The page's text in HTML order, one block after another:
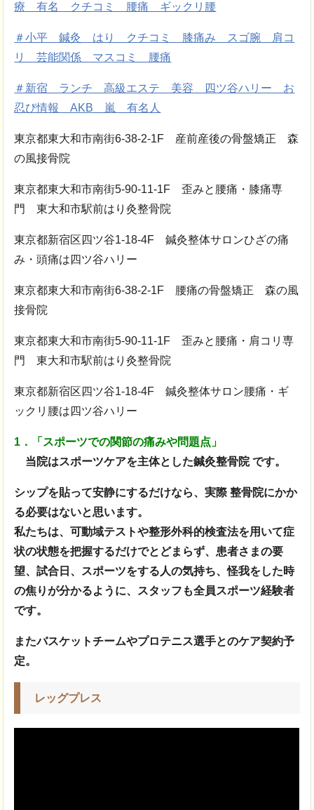
療 有名 クチコミ 腰痛 ギックリ腰
＃小平 鍼灸 はり クチコミ 膝痛み スゴ腕 肩コ
リ 芸能関係 マスコミ 腰痛
＃新宿 ランチ 高級エステ 美容 四ツ谷ハリー お
忍び情報 AKB 嵐 有名人
東京都東大和市南街6-38-2-1F 産前産後の骨盤矯正 森
の風接骨院
東京都東大和市南街5-90-11-1F 歪みと腰痛・膝痛専
門 東大和市駅前はり灸整骨院
東京都新宿区四ツ谷1-18-4F 鍼灸整体サロンひざの痛
み・頭痛は四ツ谷ハリー
東京都東大和市南街6-38-2-1F 腰痛の骨盤矯正 森の風
接骨院
東京都東大和市南街5-90-11-1F 歪みと腰痛・肩コリ専
門 東大和市駅前はり灸整骨院
東京都新宿区四ツ谷1-18-4F 鍼灸整体サロン腰痛・ギ
ックリ腰は四ツ谷ハリー
1．「スポーツでの関節の痛みや問題点」
当院はスポーツケアを主体とした鍼灸整骨院 です。
シップを貼って安静にするだけなら、実際 整骨院にかか
る必要はないと思います。
私たちは、可動域テストや整形外科的検査法を用いて症
状の状態を把握するだけでとどまらず、患者さまの要
望、試合日、スポーツをする人の気持ち、怪我をした時
の焦りが分かるように、スタッフも全員スポーツ経験者
です。
またバスケットチームやプロテニス選手とのケア契約予
定。
レッグプレス